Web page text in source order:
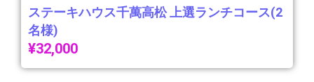
ステーキハウス千萬高松 上選ランチコース(2
名様)
¥32,000